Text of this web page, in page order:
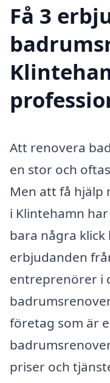
Få 3
Att renovera
en stor och
Men att få hjälp
i Klintehamn
bara några klick
erbjudanden
entreprenörer i
företag som är
priser och